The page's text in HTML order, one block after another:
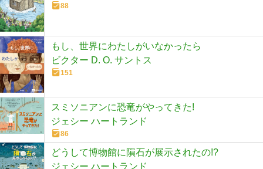
88
もし、世界にわたしがいなかったら
ビクター D. O. サントス
151
スミソニアンに恐竜がやってきた!
ジェシー ハートランド
86
どうして博物館に隕石が展示されたの!?
ジェシー ハートランド